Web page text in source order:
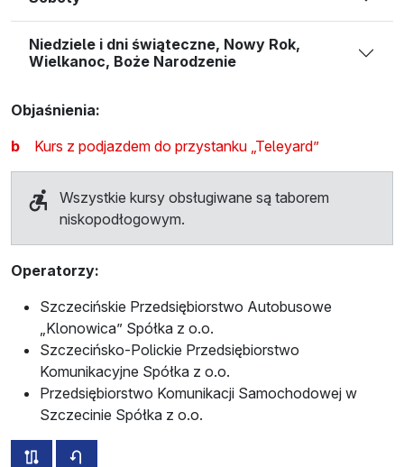
Niedziele i dni świąteczne, Nowy Rok,
Wielkanoc, Boże Narodzenie
Objaśnienia:
b
Kurs z podjazdem do przystanku „Teleyard”
Wszystkie kursy obsługiwane są taborem
niskopodłogowym.
Operatorzy:
Szczecińskie Przedsiębiorstwo Autobusowe
„Klonowica” Spółka z o.o.
Szczecińsko-Polickie Przedsiębiorstwo
Komunikacyjne Spółka z o.o.
Przedsiębiorstwo Komunikacji Samochodowej w
Szczecinie Spółka z o.o.
wszystkie trasy tej linii